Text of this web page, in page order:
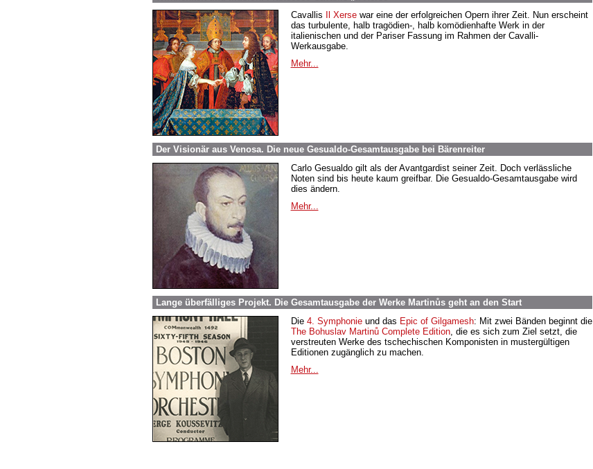
Cavallis
Il Xersewar eine der erfolgreichen Opern ihrer Zeit. Nun erscheint
das turbulente, halb tragödien-, halb komödienhafte Werk in der
italienischen und der Pariser Fassung im Rahmen der Cavalli-
Werkausgabe.
Mehr...
Der Visionär aus Venosa. Die neue Gesualdo-Gesamtausgabe bei Bärenreiter
Carlo Gesualdo gilt als der Avantgardist seiner Zeit. Doch verlässliche
Noten sind bis heute kaum greifbar. Die Gesualdo-Gesamtausgabe wird
dies ändern.
Mehr...
Lange überfälliges Projekt. Die Gesamtausgabe der Werke Martinůs geht an den Start
Die 4. Symphonieund das Epic of Gilgamesh: Mit zwei Bänden beginnt die
The Bohuslav Martinů Complete Edition, die es sich zum Ziel setzt, die
verstreuten Werke des tschechischen Komponisten in mustergültigen
Editionen zugänglich zu machen.
Mehr...